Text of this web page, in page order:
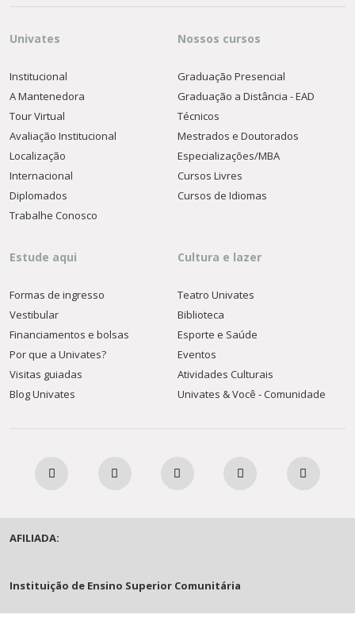
Univates
Institucional
A Mantenedora
Tour Virtual
Avaliação Institucional
Localização
Internacional
Diplomados
Trabalhe Conosco
Nossos cursos
Graduação Presencial
Graduação a Distância - EAD
Técnicos
Mestrados e Doutorados
Especializações/MBA
Cursos Livres
Cursos de Idiomas
Estude aqui
Formas de ingresso
Vestibular
Financiamentos e bolsas
Por que a Univates?
Visitas guiadas
Blog Univates
Cultura e lazer
Teatro Univates
Biblioteca
Esporte e Saúde
Eventos
Atividades Culturais
Univates & Você - Comunidade
AFILIADA:
Instituição de Ensino Superior Comunitária